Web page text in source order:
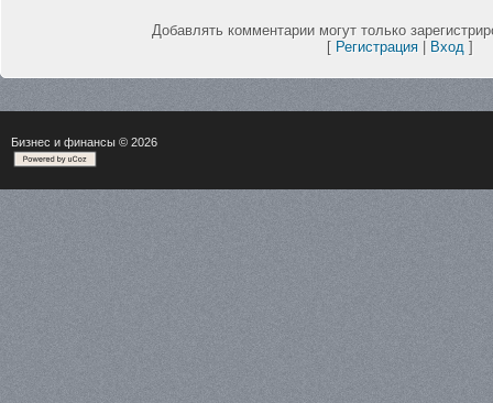
Добавлять комментарии могут только
[ Регистрация Вход ]
Бизнес и финансы © 2026